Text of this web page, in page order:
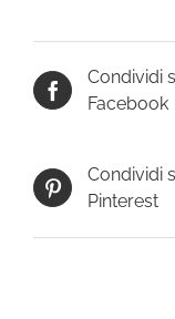
Condividi
Facebook
Condividi
Pinterest